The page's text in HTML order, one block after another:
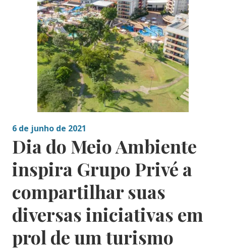
6 de junho de 2021
Dia do Meio Ambiente
inspira Grupo Privé a
compartilhar suas
diversas iniciativas em
prol de um turismo